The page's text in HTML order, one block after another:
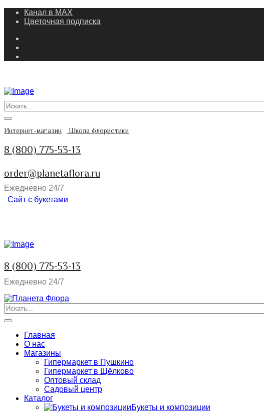
Канал в MAX
Цветочная подписка
Интернет-магазин Школа флористики
8 (800) 775-53-13
order@planetaflora.ru
Ежедневно 24/7
Сайт с букетами
8 (800) 775-53-13
Ежедневно 24/7
Главная
О нас
Магазины
Гипермаркет в Пушкино
Гипермаркет в Щёлково
Оптовый склад
Садовый центр
Каталог
Букеты и композиции